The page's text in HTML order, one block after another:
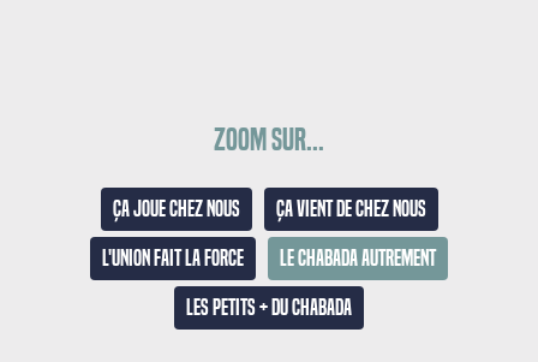
Zoom sur...
Ça joue chez nous
Ça vient de chez nous
L'union fait la force
Le Chabada autrement
Les petits + du Chabada